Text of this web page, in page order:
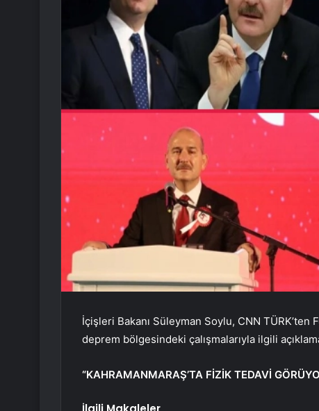
İçişleri Bakanı Süleyman Soylu, CNN TÜRK’ten
deprem bölgesindeki çalışmalarıyla ilgili
“KAHRAMANMARAŞ’TA FİZİK TEDAVİ